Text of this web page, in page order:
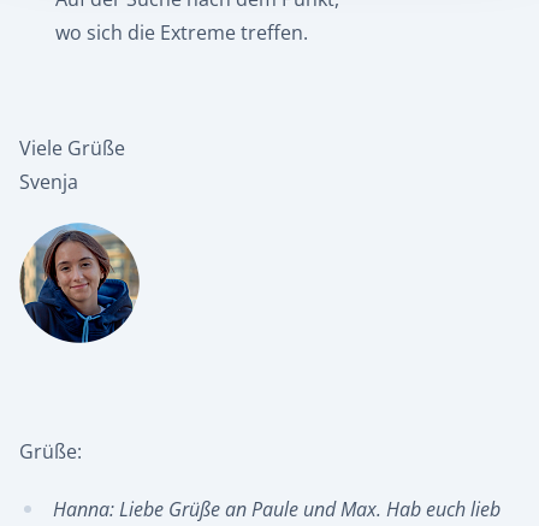
wo sich die Extreme treffen.
Viele Grüße
Svenja
Grüße:
Hanna: Liebe Grüße an Paule und Max. Hab euch lieb